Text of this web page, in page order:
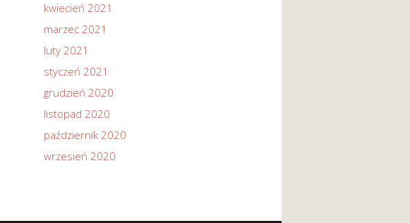
kwiecień 2021
marzec 2021
luty 2021
styczeń 2021
grudzień 2020
listopad 2020
październik 2020
wrzesień 2020